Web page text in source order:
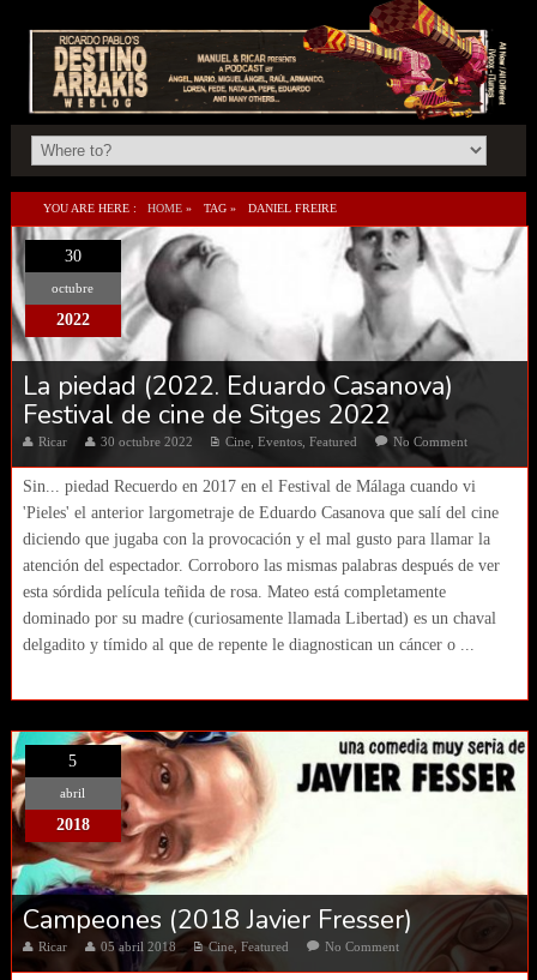
YOU ARE HERE : HOME » TAG » DANIEL FREIRE
30
octubre
2022
La piedad (2022. Eduardo Casanova)
Festival de cine de Sitges 2022
Ricar 30 octubre 2022 Cine, Eventos, Featured No Comment
Sin... piedad Recuerdo en 2017 en el Festival de Málaga cuando vi
'Pieles' el anterior largometraje de Eduardo Casanova que salí del cine
diciendo que jugaba con la provocación y el mal gusto para llamar la
atención del espectador. Corroboro las mismas palabras después de ver
esta sórdida película teñida de rosa. Mateo está completamente
dominado por su madre (curiosamente llamada Libertad) es un chaval
delgadito y tímido al que de repente le diagnostican un cáncer o ...
5
abril
2018
Campeones (2018 Javier Fresser)
Ricar 05 abril 2018 Cine, Featured No Comment